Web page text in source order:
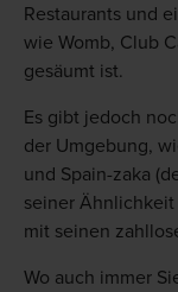
Restaurants und
wie Womb, Club
gesäumt ist.
Es gibt jedoch
der Umgebung,
und Spain-zaka
seiner
mit seinen
Wo auch immer